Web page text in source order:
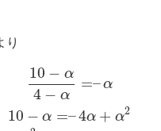
り
10 − α
4 − α
=–α
10 − α =–4α + α2